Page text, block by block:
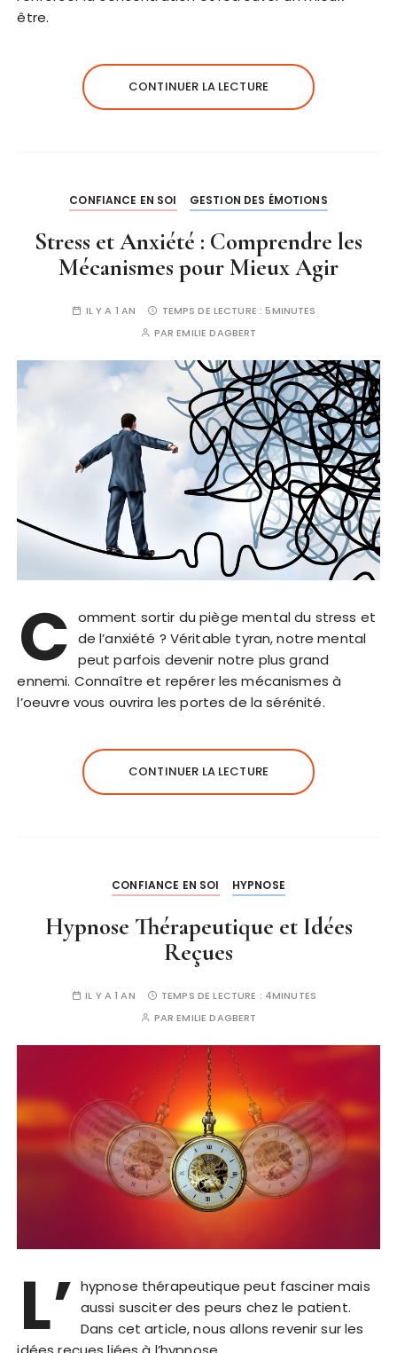
être.
CONTINUER LA LECTURE
CONFIANCE EN SOI GESTION DES ÉMOTIONS
Stress et Anxiété : Comprendre les
Mécanismes pour Mieux Agir
IL Y A 1 AN TEMPS DE LECTURE :5MINUTES
PAREMILIE DAGBERT
C omment sortir du piège mental du stress et
de l’anxiété ? Véritable tyran, notre mental
peut parfois devenir notre plus grand
ennemi. Connaître et repérer les mécanismes à
l’oeuvre vous ouvrira les portes de la sérénité.
CONTINUER LA LECTURE
CONFIANCE EN SOI HYPNOSE
Hypnose Thérapeutique et Idées
Reçues
IL Y A 1 AN TEMPS DE LECTURE : 4MINUTES
PAREMILIE DAGBERT
L’ hypnose thérapeutique peut fasciner mais
aussi susciter des peurs chez le patient.
Dans cet article, nous allons revenir sur les